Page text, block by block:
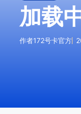
加载
作者172号卡官方